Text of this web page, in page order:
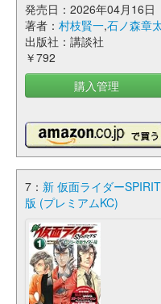
発売日：2026年04月16日
著者： 村枝賢一,石ノ森章
出版社：講談社
￥792
購入管理
7： 新 仮面ライダー
版 (プレミアムKC)